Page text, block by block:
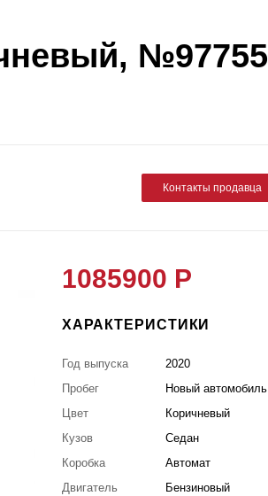
№97755
Контакты продавца
1085900 Р
ХАРАКТЕРИСТИКИ
Год выпуска
2020
Пробег
Новый автомобиль
Цвет
Коричневый
Кузов
Седан
Коробка
Автомат
Двигатель
Бензиновый